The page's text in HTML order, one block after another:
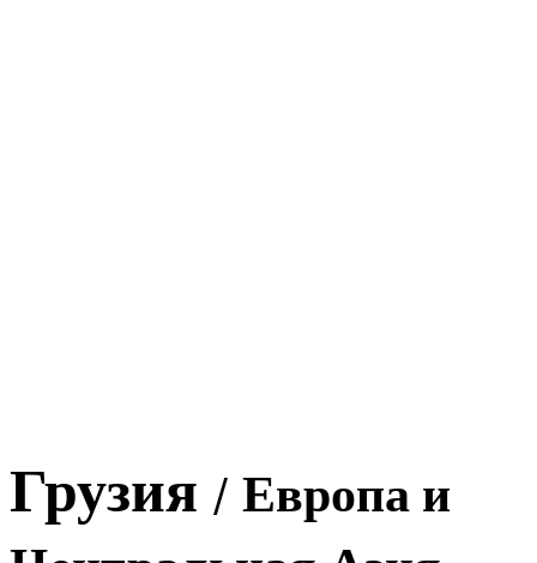
Грузия / Европа и